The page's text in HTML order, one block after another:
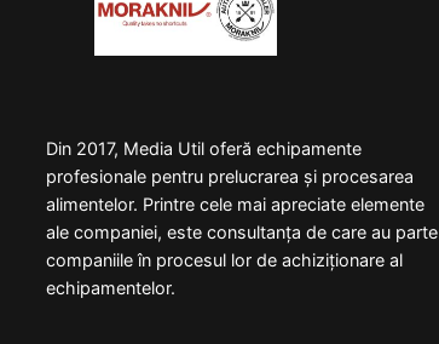
Din 2017, Media Util oferă echipamente
profesionale pentru prelucrarea și procesarea
alimentelor. Printre cele mai apreciate elemente
ale companiei, este consultanța de care au parte
companiile în procesul lor de achiziționare al
echipamentelor.